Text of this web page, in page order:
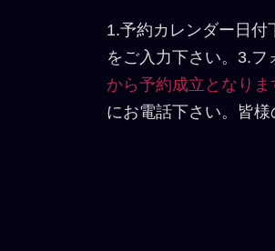
1.予約カレンダー日付
をご入力下さい。3.フ
から予約成立となりま
にお電話下さい。皆様